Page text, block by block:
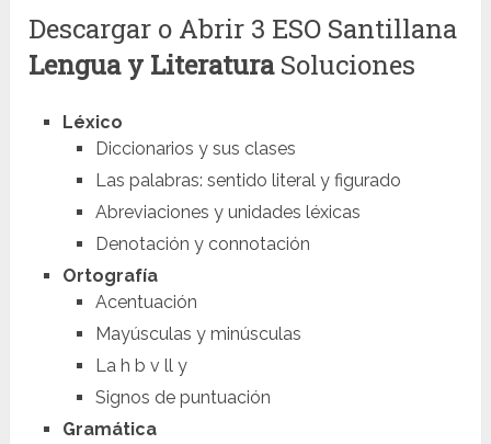
Descargar o Abrir 3 ESO Santillana
Lengua y LiteraturaSoluciones
Léxico
Diccionarios y sus clases
Las palabras: sentido literal y figurado
Abreviaciones y unidades léxicas
Denotación y connotación
Ortografía
Acentuación
Mayúsculas y minúsculas
La h b v ll y
Signos de puntuación
Gramática